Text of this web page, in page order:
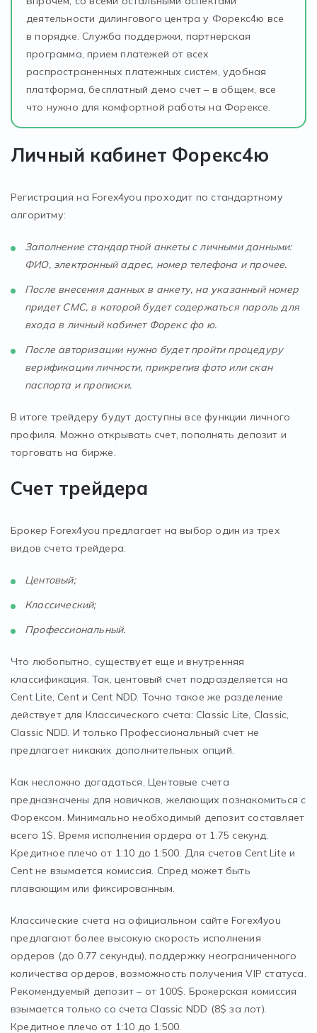
деятельности дилингового центра у Форекс4ю все
в порядке. Служба поддержки, партнерская
программа, прием платежей от всех
распространенных платежных систем, удобная
платформа, бесплатный демо счет – в общем, все
что нужно для комфортной работы на Форексе.
Личный кабинет Форекс4ю
Регистрация на Forex4you проходит по стандартному
алгоритму:
Заполнение стандартной анкеты с личными данными:
ФИО, электронный адрес, номер телефона и прочее.
После внесения данных в анкету, на указанный номер
придет СМС, в которой будет содержаться пароль для
входа в личный кабинет Форекс фо ю.
После авторизации нужно будет пройти процедуру
верификации личности, прикрепив фото или скан
паспорта и прописки.
В итоге трейдеру будут доступны все функции личного
профиля. Можно открывать счет, пополнять депозит и
торговать на бирже.
Счет трейдера
Брокер Forex4you предлагает на выбор один из трех
видов счета трейдера:
Центовый;
Классический;
Профессиональный.
Что любопытно, существует еще и внутренняя
классификация. Так, центовый счет подразделяется на
Cent Lite, Cent и Cent NDD. Точно такое же разделение
действует для Классического счета: Classic Lite, Classic,
Classic NDD. И только Профессиональный счет не
предлагает никаких дополнительных опций.
Как несложно догадаться, Центовые счета
предназначены для новичков, желающих познакомиться с
Форексом. Минимально необходимый депозит составляет
всего 1$. Время исполнения ордера от 1.75 секунд.
Кредитное плечо от 1:10 до 1:500. Для счетов Cent Lite и
Cent не взымается комиссия. Спред может быть
плавающим или фиксированным.
Классические счета на официальном сайте Forex4you
предлагают более высокую скорость исполнения
ордеров (до 0.77 секунды), поддержку неограниченного
количества ордеров, возможность получения VIP статуса.
Рекомендуемый депозит – от 100$. Брокерская комиссия
взымается только со счета Classic NDD (8$ за лот).
Кредитное плечо от 1:10 до 1:500.